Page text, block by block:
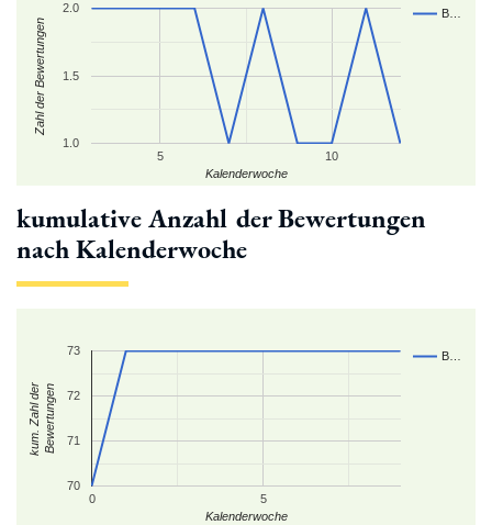
B…
5 10
1.0
1.5
2.0
Kalenderwoche
Zahl der Bewertungen
kumulative Anzahl der Bewertungen
nach Kalenderwoche
B…
0 5
70
71
72
73
Kalenderwoche
kum. Zahl derBewertungen